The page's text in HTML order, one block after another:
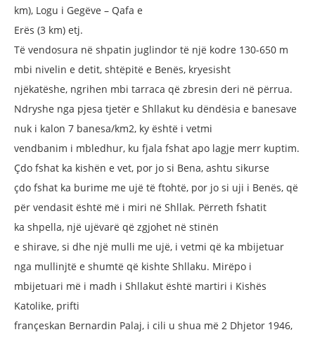
km), Logu i Gegëve – Qafa e
Erës (3 km) etj.
Të vendosura në shpatin juglindor të një kodre 130-650 m
mbi nivelin e detit, shtëpitë e Benës, kryesisht
njëkatëshe, ngrihen mbi tarraca që zbresin deri në përrua.
Ndryshe nga pjesa tjetër e Shllakut ku dëndësia e banesave
nuk i kalon 7 banesa/km2, ky është i vetmi
vendbanim i mbledhur, ku fjala fshat apo lagje merr kuptim.
Çdo fshat ka kishën e vet, por jo si Bena, ashtu sikurse
çdo fshat ka burime me ujë të ftohtë, por jo si uji i Benës, që
për vendasit është më i miri në Shllak. Përreth fshatit
ka shpella, një ujëvarë që zgjohet në stinën
e shirave, si dhe një mulli me ujë, i vetmi që ka mbijetuar
nga mullinjtë e shumtë që kishte Shllaku. Mirëpo i
mbijetuari më i madh i Shllakut është martiri i Kishës
Katolike, prifti
françeskan Bernardin Palaj, i cili u shua më 2 Dhjetor 1946,